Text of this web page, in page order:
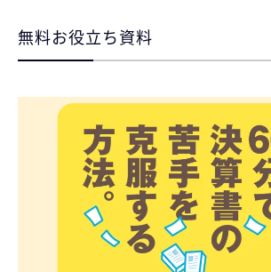
無料お役立ち資料